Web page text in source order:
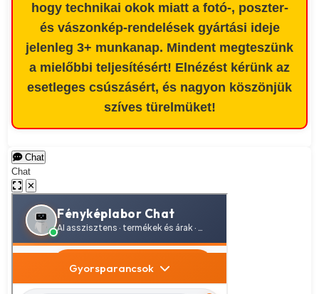
hogy technikai okok miatt a fotó-, poszter-
és vászonkép-rendelések gyártási ideje
jelenleg 3+ munkanap. Mindent megteszünk
a mielőbbi teljesítésért! Elnézést kérünk az
esetleges csúszásért, és nagyon köszönjük
szíves türelmüket!
Chat
Chat
✕